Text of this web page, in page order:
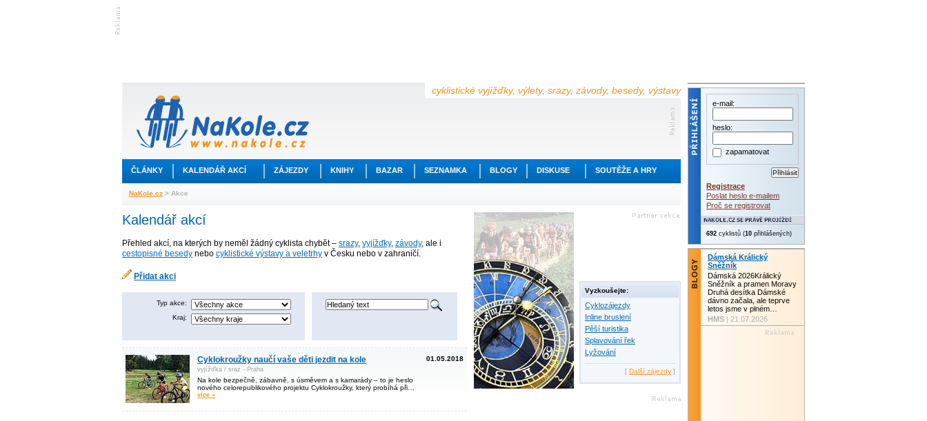
cyklistické vyjížďky, výlety, srazy, závody, besedy, výstavy
ČLÁNKY KALENDÁŘ AKCÍ ZÁJEZDY KNIHY BAZAR SEZNAMKA BLOGY DISKUSE SOUTĚŽE A HRY
NaKole.cz > Akce
Kalendář akcí
Přehled akcí, na kterých by neměl žádný cyklista chybět – srazy, vyjížďky, závody, ale i
cestopisné besedy nebo cyklistické výstavy a veletrhy v Česku nebo v zahraničí.
Přidat akci
Typ akce:
Kraj:
Cyklokroužky naučí vaše děti jezdit na kole
vyjížďka / sraz - Praha
Na kole bezpečně, zábavně, s úsměvem a s kamarády – to je heslo
nového celorepublikového projektu Cyklokroužky, který probíhá při…
více »
01.05.2018
Vyzkoušejte:
Cyklozájezdy
Inline bruslení
Pěší turistika
Splavování řek
Lyžování
[ Další zájezdy ]
e-mail:
heslo:
zapamatovat
Registrace
Poslat heslo e-mailem
Proč se registrovat
692 cyklistů (10 přihlášených)
Dámská Králický
Sněžník
Dámská 2026Králický
Sněžník a pramen Moravy
Druhá desítka Dámské
dávno začala, ale teprve
letos jsme v plném…
HMS | 21.07.2026